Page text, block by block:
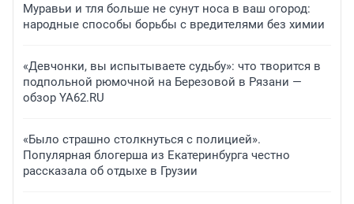
Муравьи и тля больше не сунут носа в ваш огород:
народные способы борьбы с вредителями без химии
«Девчонки, вы испытываете судьбу»: что творится в
подпольной рюмочной на Березовой в Рязани —
обзор YA62.RU
«Было страшно столкнуться с полицией».
Популярная блогерша из Екатеринбурга честно
рассказала об отдыхе в Грузии